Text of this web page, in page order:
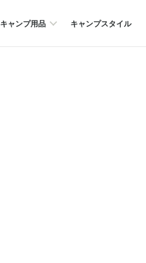
キャンプ用品 キャンプスタイル